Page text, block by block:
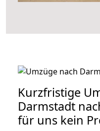
Kurzfristige
Darmstadt
für uns kein